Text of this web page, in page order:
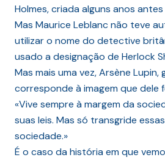
Holmes, criada alguns anos
Mas Maurice Leblanc não teve
utilizar o nome do detective
usado a designação de Herlock
Mas mais uma vez, Arsène
corresponde à imagem que dele
«Vive sempre à margem da
suas leis. Mas só transgride
sociedade.»
É o caso da história em que